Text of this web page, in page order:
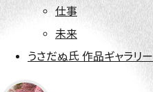
仕事
未来
うさだぬ氏 作品ギャラリー